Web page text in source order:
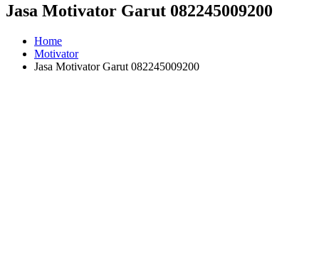
Jasa Motivator Garut 082245009200
Home
Motivator
Jasa Motivator Garut 082245009200